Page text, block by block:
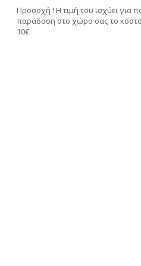
Προσοχή ! Η τιμή του ισχύει για
παράδοση στο χώρο σας το
10€.